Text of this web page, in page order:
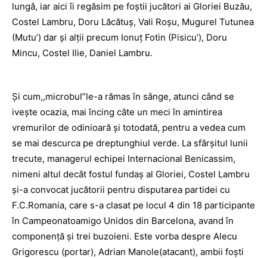
lungă, iar aici îi regăsim pe foştii jucători ai Gloriei Buzău,
Costel Lambru, Doru Lăcătuş, Vali Roşu, Mugurel Tutunea
(Mutu’) dar şi alţii precum Ionuţ Fotin (Pisicu’), Doru
Mincu, Costel Ilie, Daniel Lambru.
Şi cum,,microbul”le-a rămas în sânge, atunci când se
iveşte ocazia, mai încing câte un meci în amintirea
vremurilor de odinioară şi totodată, pentru a vedea cum
se mai descurca pe dreptunghiul verde. La sfârşitul lunii
trecute, managerul echipei Internacional Benicassim,
nimeni altul decât fostul fundaş al Gloriei, Costel Lambru
şi-a convocat jucătorii pentru disputarea partidei cu
F.C.Romania, care s-a clasat pe locul 4 din 18 participante
în Campeonatoamigo Unidos din Barcelona, avand în
componenţă şi trei buzoieni. Este vorba despre Alecu
Grigorescu (portar), Adrian Manole(atacant), ambii foşti